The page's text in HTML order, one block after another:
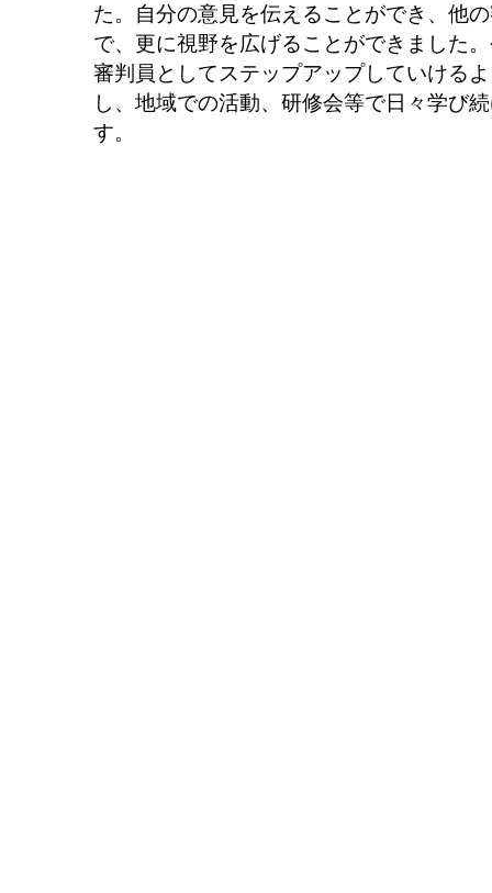
た。自分の意見を伝えることができ、他
で、更に視野を広げることができました
審判員としてステップアップしていける
し、地域での活動、研修会等で日々学び
す。